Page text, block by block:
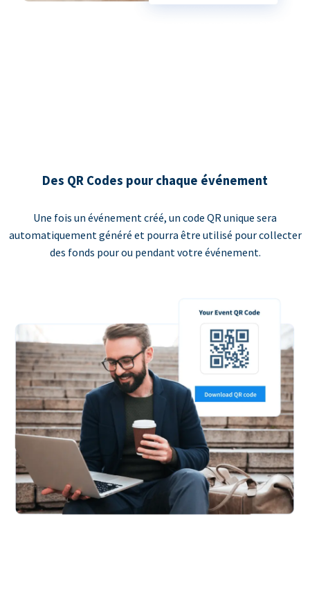
Des QR Codes pour chaque événement
Une fois un événement créé, un code QR unique sera
automatiquement généré et pourra être utilisé pour collecter
des fonds pour ou pendant votre événement.